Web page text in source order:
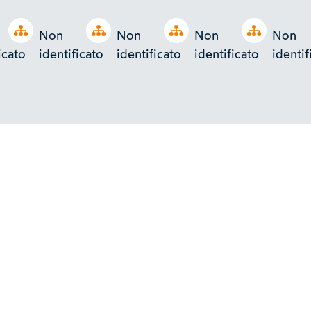
Open tree Open tree
Non
identificato
Open tree
Non
identificato
Open tree
Non
identificato
Non